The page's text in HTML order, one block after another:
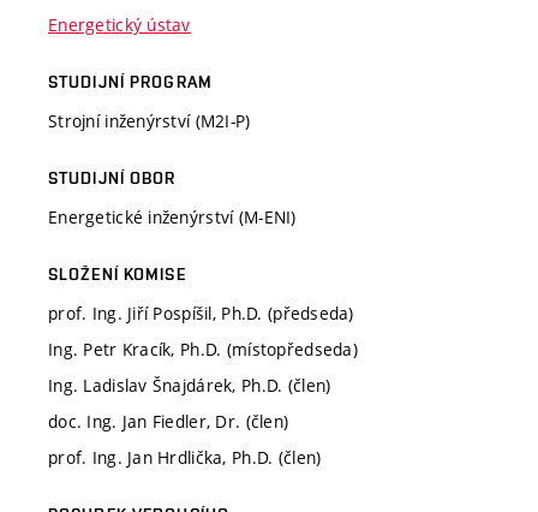
Energetický ústav
STUDIJNÍ PROGRAM
Strojní inženýrství (M2I-P)
STUDIJNÍ OBOR
Energetické inženýrství (M-ENI)
SLOŽENÍ KOMISE
prof. Ing. Jiří Pospíšil, Ph.D. (předseda)
Ing. Petr Kracík, Ph.D. (místopředseda)
Ing. Ladislav Šnajdárek, Ph.D. (člen)
doc. Ing. Jan Fiedler, Dr. (člen)
prof. Ing. Jan Hrdlička, Ph.D. (člen)